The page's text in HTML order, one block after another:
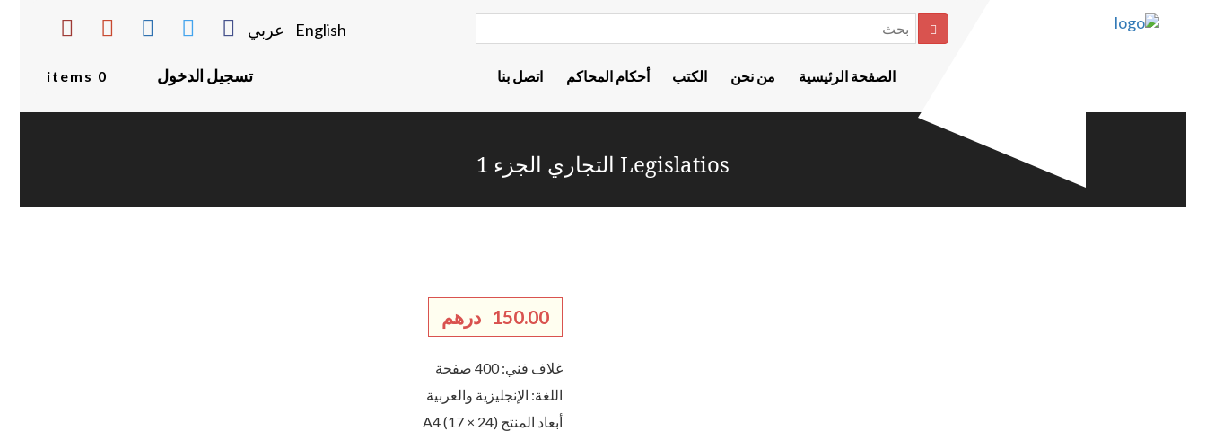
عربي English بحث
تسجيل الدخول 0 items اتصل بنا أحكام المحاكم الكتب من نحن الصفحة الرئيسية
Legislatios التجاري الجزء 1
درهم 150.00
غلاف فني: 400 صفحة
اللغة: الإنجليزية والعربية
أبعاد المنتج A4 (17 × 24)